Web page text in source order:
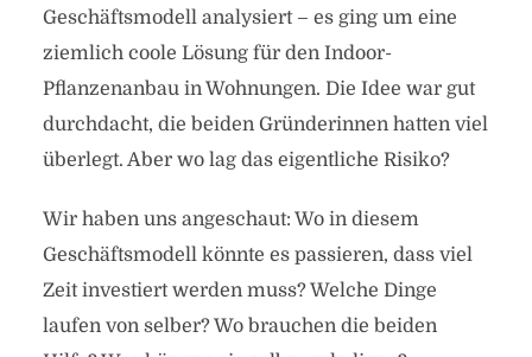
Geschäftsmodell analysiert – es ging um eine
ziemlich coole Lösung für den Indoor-
Pflanzenanbau in Wohnungen. Die Idee war gut
durchdacht, die beiden Gründerinnen hatten viel
überlegt. Aber wo lag das eigentliche Risiko?
Wir haben uns angeschaut: Wo in diesem
Geschäftsmodell könnte es passieren, dass viel
Zeit investiert werden muss? Welche Dinge
laufen von selber? Wo brauchen die beiden